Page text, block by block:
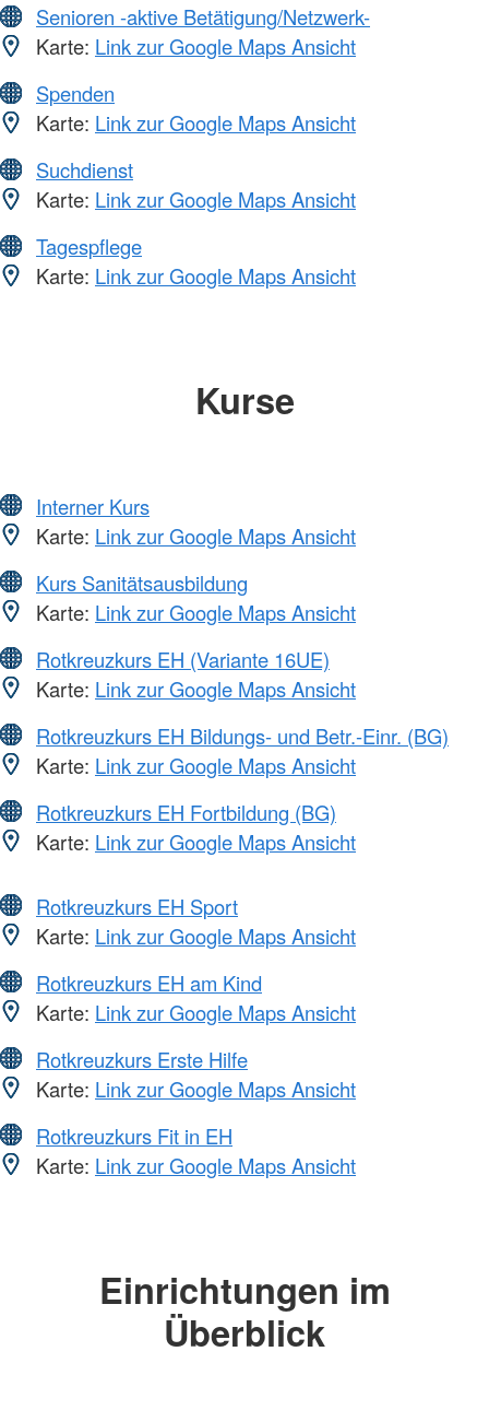
Senioren -aktive Betätigung/Netzwerk-
Karte: Link zur Google Maps Ansicht
Spenden
Karte: Link zur Google Maps Ansicht
Suchdienst
Karte: Link zur Google Maps Ansicht
Tagespflege
Karte: Link zur Google Maps Ansicht
Kurse
Interner Kurs
Karte: Link zur Google Maps Ansicht
Kurs Sanitätsausbildung
Karte: Link zur Google Maps Ansicht
Rotkreuzkurs EH (Variante 16UE)
Karte: Link zur Google Maps Ansicht
Rotkreuzkurs EH Bildungs- und Betr.-Einr. (BG)
Karte: Link zur Google Maps Ansicht
Rotkreuzkurs EH Fortbildung (BG)
Karte: Link zur Google Maps Ansicht
Rotkreuzkurs EH Sport
Karte: Link zur Google Maps Ansicht
Rotkreuzkurs EH am Kind
Karte: Link zur Google Maps Ansicht
Rotkreuzkurs Erste Hilfe
Karte: Link zur Google Maps Ansicht
Rotkreuzkurs Fit in EH
Karte: Link zur Google Maps Ansicht
Einrichtungen im
Überblick